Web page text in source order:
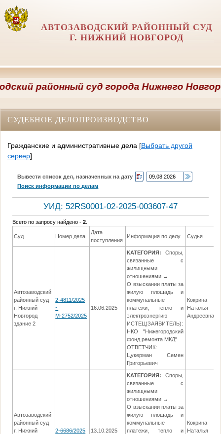
АВТОЗАВОДСКИЙ РАЙОННЫЙ СУД
Г. НИЖНИЙ НОВГОРОД
районный суд города Нижнего
СУДЕБНОЕ ДЕЛОПРОИЗВОДСТВО
Гражданские и административные дела [Выбрать другой
сервер]
Вывести список дел, назначенных на дату
Поиск информации по делам
УИД: 52RS0001-02-2025-003607-47
Всего по запросу найдено -2
Суд Номер дела
Дата
поступления
Информация по делу Судья
Автозаводский
районный суд
г. Нижний
Новгород
здание 2
2-4811/2025
~
М-2752/2025
16.06.2025
КАТЕГОРИЯ:
Споры,
связанные с
жилищными
отношениями →
О взыскании платы за
жилую площадь и
коммунальные
платежи, тепло и
электроэнергию
ИСТЕЦ(ЗАЯВИТЕЛЬ):
НКО "Нижегородский
фонд ремонта МКД"
ОТВЕТЧИК:
Цукерман Семен
Григорьевич
Кокрина
Наталья
Андреевна
Автозаводский
районный суд
г. Нижний
2-6686/2025 13.10.2025
КАТЕГОРИЯ:
Споры,
связанные с
жилищными
отношениями →
О взыскании платы за
жилую площадь и
коммунальные
платежи, тепло и
Кокрина
Наталья